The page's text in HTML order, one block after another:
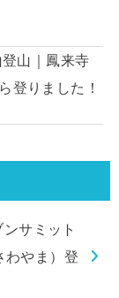
登山｜鳳来寺
登りました！
サミット
わやま）登